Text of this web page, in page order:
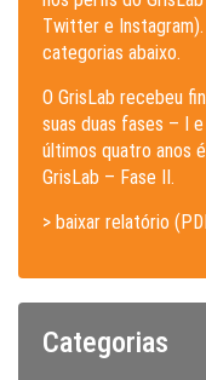
Twitter e Instagram).
categorias abaixo.
O GrisLab recebeu
suas duas fases – I
últimos quatro anos
GrisLab – Fase II.
> baixar relatório
Categorias